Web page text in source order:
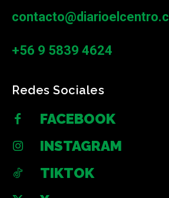
contacto@diarioelcentro.cl
+56 9 5839 4624
Redes Sociales
FACEBOOK
INSTAGRAM
TIKTOK